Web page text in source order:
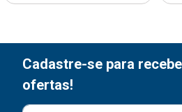
Cadastre-se para
ofertas!